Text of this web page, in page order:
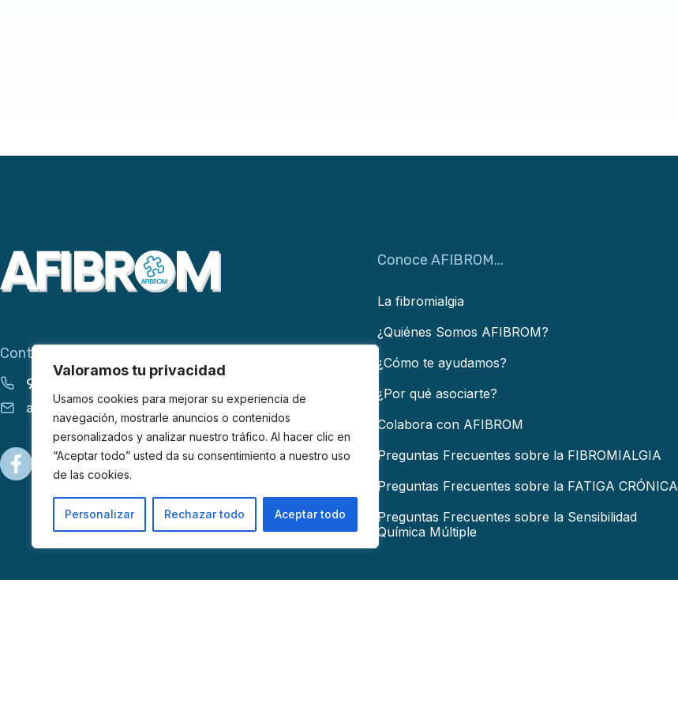
Valoramos tu privacidad
Usamos cookies para mejorar su experiencia de
navegación, mostrarle anuncios o contenidos
personalizados y analizar nuestro tráfico. Al hacer clic en
“Aceptar todo” usted da su consentimiento a nuestro uso
de las cookies.
Personalizar Rechazar todo Aceptar todo
Contacta con AFIBROM
913 555 627
apoyo@afibrom.org
Conoce AFIBROM...
La fibromialgia
¿Quiénes Somos AFIBROM?
¿Cómo te ayudamos?
¿Por qué asociarte?
Colabora con AFIBROM
Preguntas Frecuentes sobre la FIBROMIALGIA
Preguntas Frecuentes sobre la FATIGA CRÓNICA
Preguntas Frecuentes sobre la Sensibilidad
Química Múltiple